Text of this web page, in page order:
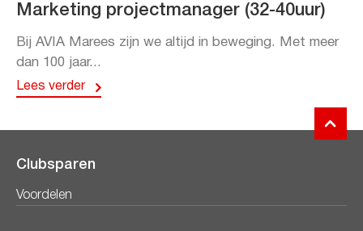
Marketing projectmanager (32-40uur)
Bij AVIA Marees zijn we altijd in beweging. Met meer
dan 100 jaar...
Lees verder
Clubsparen
Voordelen